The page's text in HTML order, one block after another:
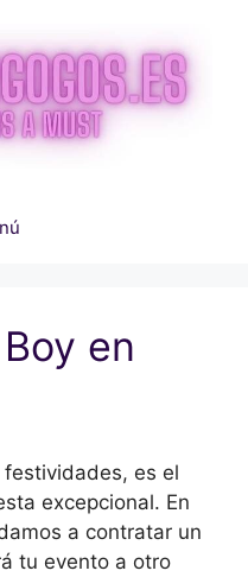
en
es el
excepcional. En
a contratar un
tu evento a otro